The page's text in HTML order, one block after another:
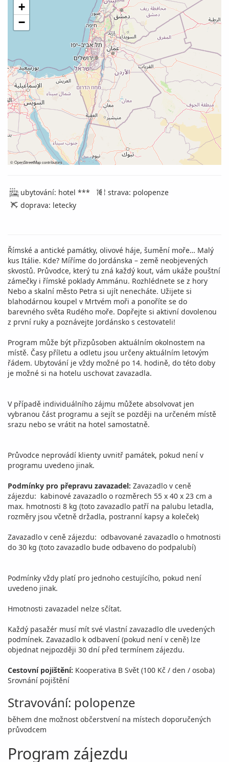
+
−
©OpenStreetMapcontributors
ubytování: hotel ***
strava: polopenze
doprava: letecky
Římské a antické památky, olivové háje, šumění moře… Malý
kus Itálie. Kde? Míříme do Jordánska – země neobjevených
skvostů. Průvodce, který tu zná každý kout, vám ukáže pouštní
zámečky i římské poklady Ammánu. Rozhlédnete se z hory
Nebo a skalní město Petra si ujít nenecháte. Užijete si
blahodárnou koupel v Mrtvém moři a ponoříte se do
barevného světa Rudého moře. Dopřejte si aktivní dovolenou
z první ruky a poznávejte Jordánsko s cestovateli!
Program může být přizpůsoben aktuálním okolnostem na
místě. Časy příletu a odletu jsou určeny aktuálním letovým
řádem. Ubytování je vždy možné po 14. hodině, do této doby
je možné si na hotelu uschovat zavazadla.
V případě individuálního zájmu můžete absolvovat jen
vybranou část programu a sejít se později na určeném místě
srazu nebo se vrátit na hotel samostatně.
Průvodce neprovádí klienty uvnitř památek, pokud není v
programu uvedeno jinak.
Podmínky pro přepravu zavazadel: Zavazadlo v ceně
zájezdu: kabinové zavazadlo o rozměrech 55 x 40 x 23 cm a
max. hmotnosti 8 kg (toto zavazadlo patří na palubu letadla,
rozměry jsou včetně držadla, postranní kapsy a koleček)
Zavazadlo v ceně zájezdu: odbavované zavazadlo o hmotnosti
do 30 kg (toto zavazadlo bude odbaveno do podpalubí)
Podmínky vždy platí pro jednoho cestujícího, pokud není
uvedeno jinak.
Hmotnosti zavazadel nelze sčítat.
Každý pasažér musí mít své vlastní zavazadlo dle uvedených
podmínek. Zavazadlo k odbavení (pokud není v ceně) lze
objednat nejpozději 30 dní před termínem zájezdu.
Cestovní pojištění: Kooperativa B Svět (100 Kč / den / osoba)
Srovnání pojištění
Stravování: polopenze
během dne možnost občerstvení na místech doporučených
průvodcem
Program zájezdu